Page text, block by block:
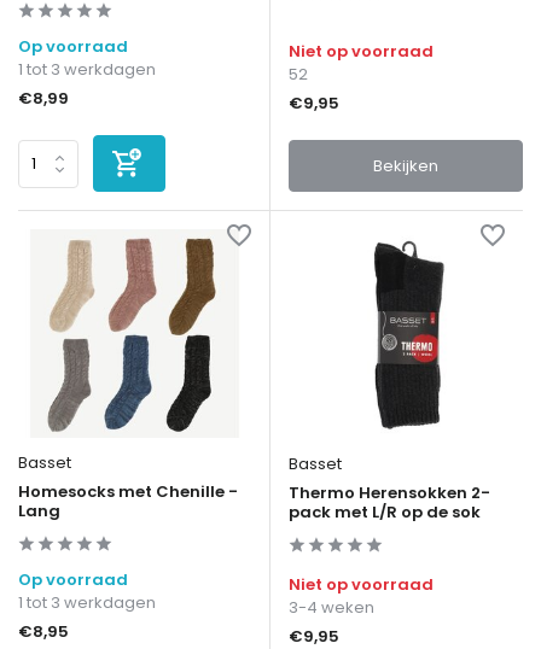
Op voorraad
1 tot 3 werkdagen
€8,99
Niet op voorraad
52
€9,95
Bekijken
Basset
Homesocks met Chenille -
Lang
Op voorraad
1 tot 3 werkdagen
€8,95
Basset
Thermo Herensokken 2-
pack met L/R op de sok
Niet op voorraad
3-4 weken
€9,95